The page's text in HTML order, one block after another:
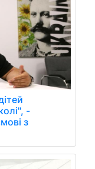
-
з